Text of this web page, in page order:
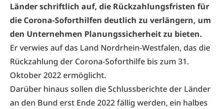
Länder schriftlich auf, die Rückzahlungsfristen für
die Corona-Soforthilfen deutlich zu verlängern, um
den Unternehmen Planungssicherheit zu bieten.
Er verwies auf das Land Nordrhein-Westfalen, das die
Rückzahlung der Corona-Soforthilfe bis zum 31.
Oktober 2022 ermöglicht.
Darüber hinaus sollen die Schlussberichte der Länder
an den Bund erst Ende 2022 fällig werden, ein halbes